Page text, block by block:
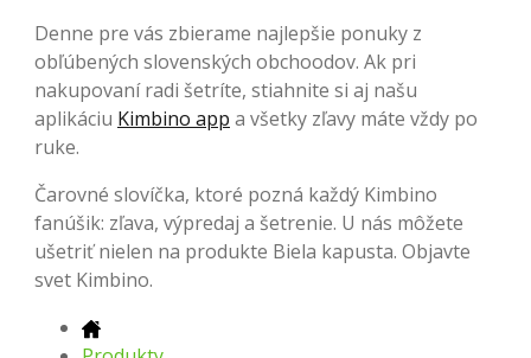
Denne pre vás zbierame najlepšie ponuky z
obľúbených slovenských obchoodov. Ak pri
nakupovaní radi šetríte, stiahnite si aj našu
aplikáciu Kimbino app a všetky zľavy máte vždy po
ruke.
Čarovné slovíčka, ktoré pozná každý Kimbino
fanúšik: zľava, výpredaj a šetrenie. U nás môžete
ušetriť nielen na produkte Biela kapusta. Objavte
svet Kimbino.